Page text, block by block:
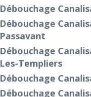
Débouchage
Débouchage
Passavant
Débouchage
Les-Templiers
Débouchage
Débouchage